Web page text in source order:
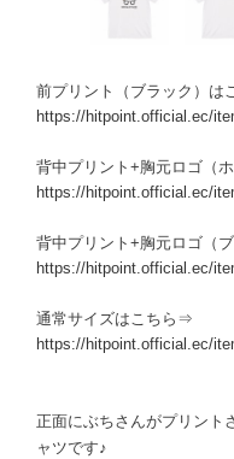
前プリント（ブラック）は
https://hitpoint.official.ec/
背中プリント+胸元ロゴ（
https://hitpoint.official.ec/
背中プリント+胸元ロゴ（
https://hitpoint.official.ec/
通常サイズはこちら⇒
https://hitpoint.official.ec/
正面にぶちさんがプリント
ャツです♪